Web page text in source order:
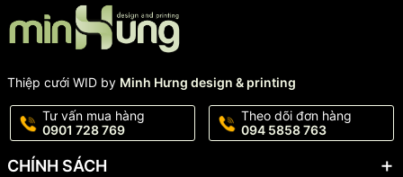
Thiệp cưới WID by Minh Hưng design & printing
Tư vấn mua hàng
0901 728 769
Theo dõi đơn hàng
094 5858 763
CHÍNH SÁCH